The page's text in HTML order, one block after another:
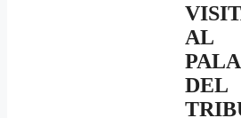
AL
DEL